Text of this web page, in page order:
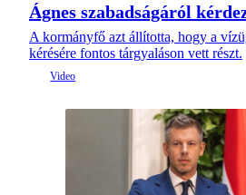
Ágnes szabadságáról
A kormányfő azt állította, hogy a
kérésére fontos tárgyaláson vett részt.